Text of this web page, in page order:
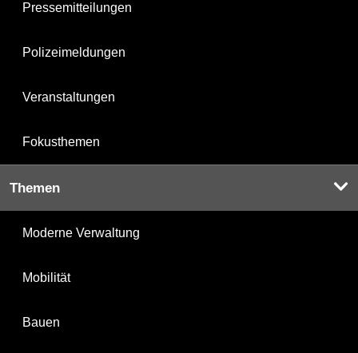
Pressemitteilungen
Polizeimeldungen
Veranstaltungen
Fokusthemen
Themen
Moderne Verwaltung
Mobilität
Bauen